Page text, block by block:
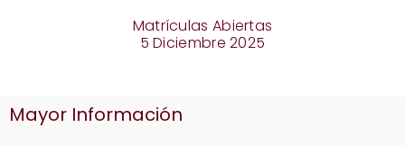
Matrículas Abiertas
5 Diciembre 2025
Mayor Información